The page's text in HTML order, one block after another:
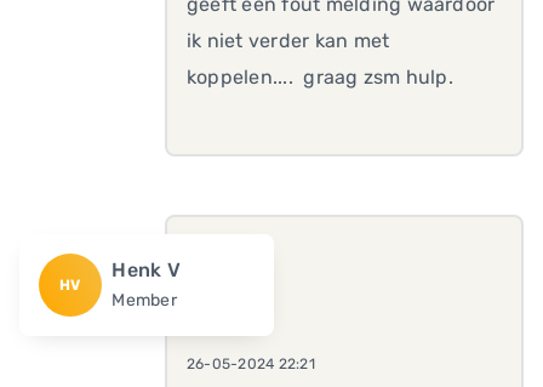
ik niet verder kan met
koppelen.... graag zsm hulp.
HV
Henk V
Member
26-05-2024 22:21